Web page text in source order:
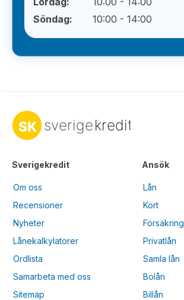
Söndag:
10:00 - 14:00
Sverigekredit
Om oss
Recensioner
Nyheter
Lånekalkylatorer
Ordlista
Samarbeta med oss
Sitemap
Ansök
Lån
Kort
Försäkring
Privatlån
Samla lån
Bolån
Billån